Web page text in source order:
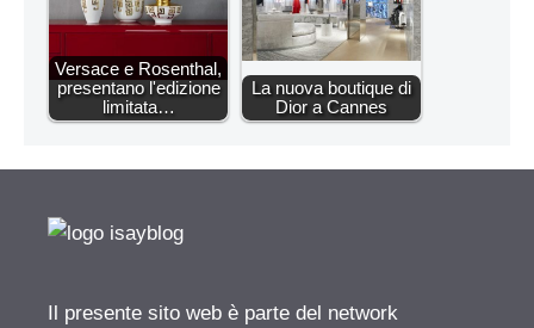
Versace e Rosenthal,
presentano l'edizione
limitata…
La nuova boutique di
Dior a Cannes
Il presente sito web è parte del network